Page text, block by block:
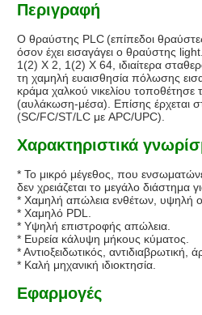
Περιγραφή
Ο θραύστης PLC (επίπεδοι
όσον έχει εισαγάγει ο θραύστης
1(2) X 2, 1(2) X 64, ιδιαίτερα
τη χαμηλή ευαισθησία πόλωσης
κράμα χαλκού νικελίου
(αυλάκωση-μέσα). Επίσης έρχεται
(SC/FC/ST/LC με APC/UPC).
Χαρακτηριστικά
* Το μικρό μέγεθος, που
δεν χρειάζεται το μεγάλο διάστημα
* Χαμηλή απώλεια ενθέτων, υψηλή
* Χαμηλό PDL.
* Υψηλή επιστροφής απώλεια.
* Ευρεία κάλυψη μήκους κύματος.
* Αντιοξειδωτικός, αντιδιαβρωτική,
* Καλή μηχανική ιδιοκτησία.
Εφαρμογές